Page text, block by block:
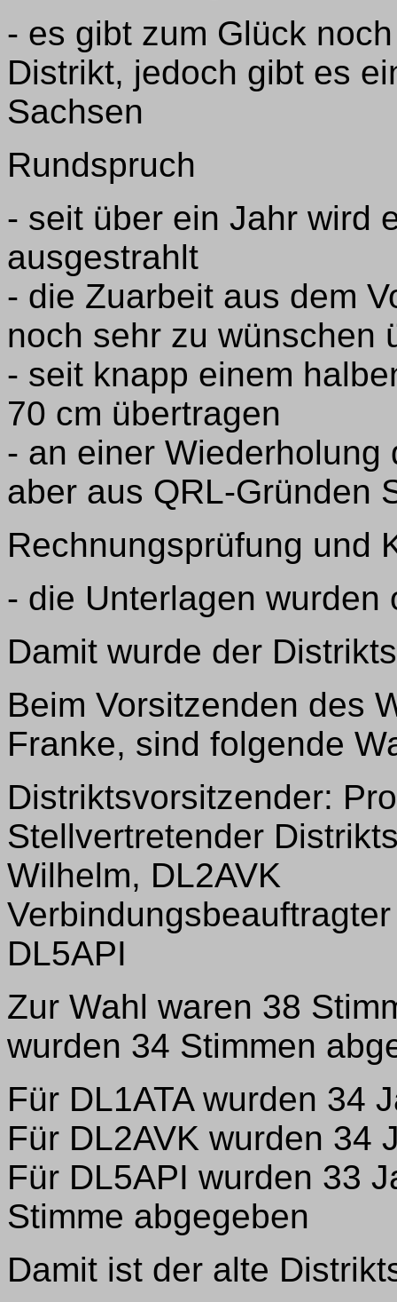
- es gibt zum Glück
Distrikt, jedoch gibt es
Sachsen
Rundspruch
- seit über ein Jahr wird
ausgestrahlt
- die Zuarbeit aus dem
noch sehr zu wünschen
- seit knapp einem
70 cm übertragen
- an einer Wiederholung
aber aus QRL-Gründen
Rechnungsprüfung und
- die Unterlagen
Damit wurde der
Beim Vorsitzenden des
Franke, sind folgende
Distriktsvorsitzender:
Stellvertretender
Wilhelm, DL2AVK
DL5API
Zur Wahl waren 38
wurden 34 Stimmen
Für DL1ATA wurden 34
Für DL2AVK wurden 34
Für DL5API wurden 33
Stimme abgegeben
Damit ist der alte